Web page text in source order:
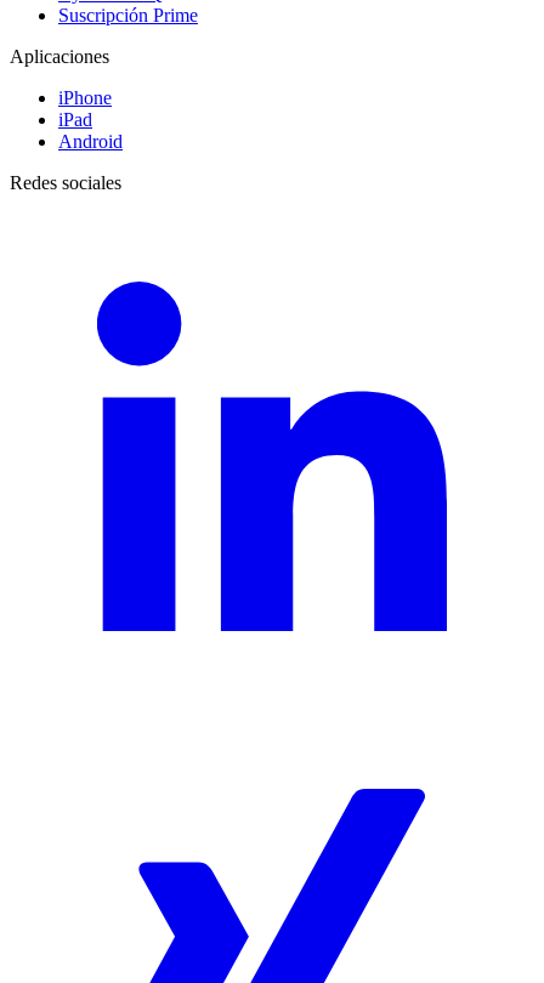
Suscripción Prime
Aplicaciones
iPhone
iPad
Android
Redes sociales